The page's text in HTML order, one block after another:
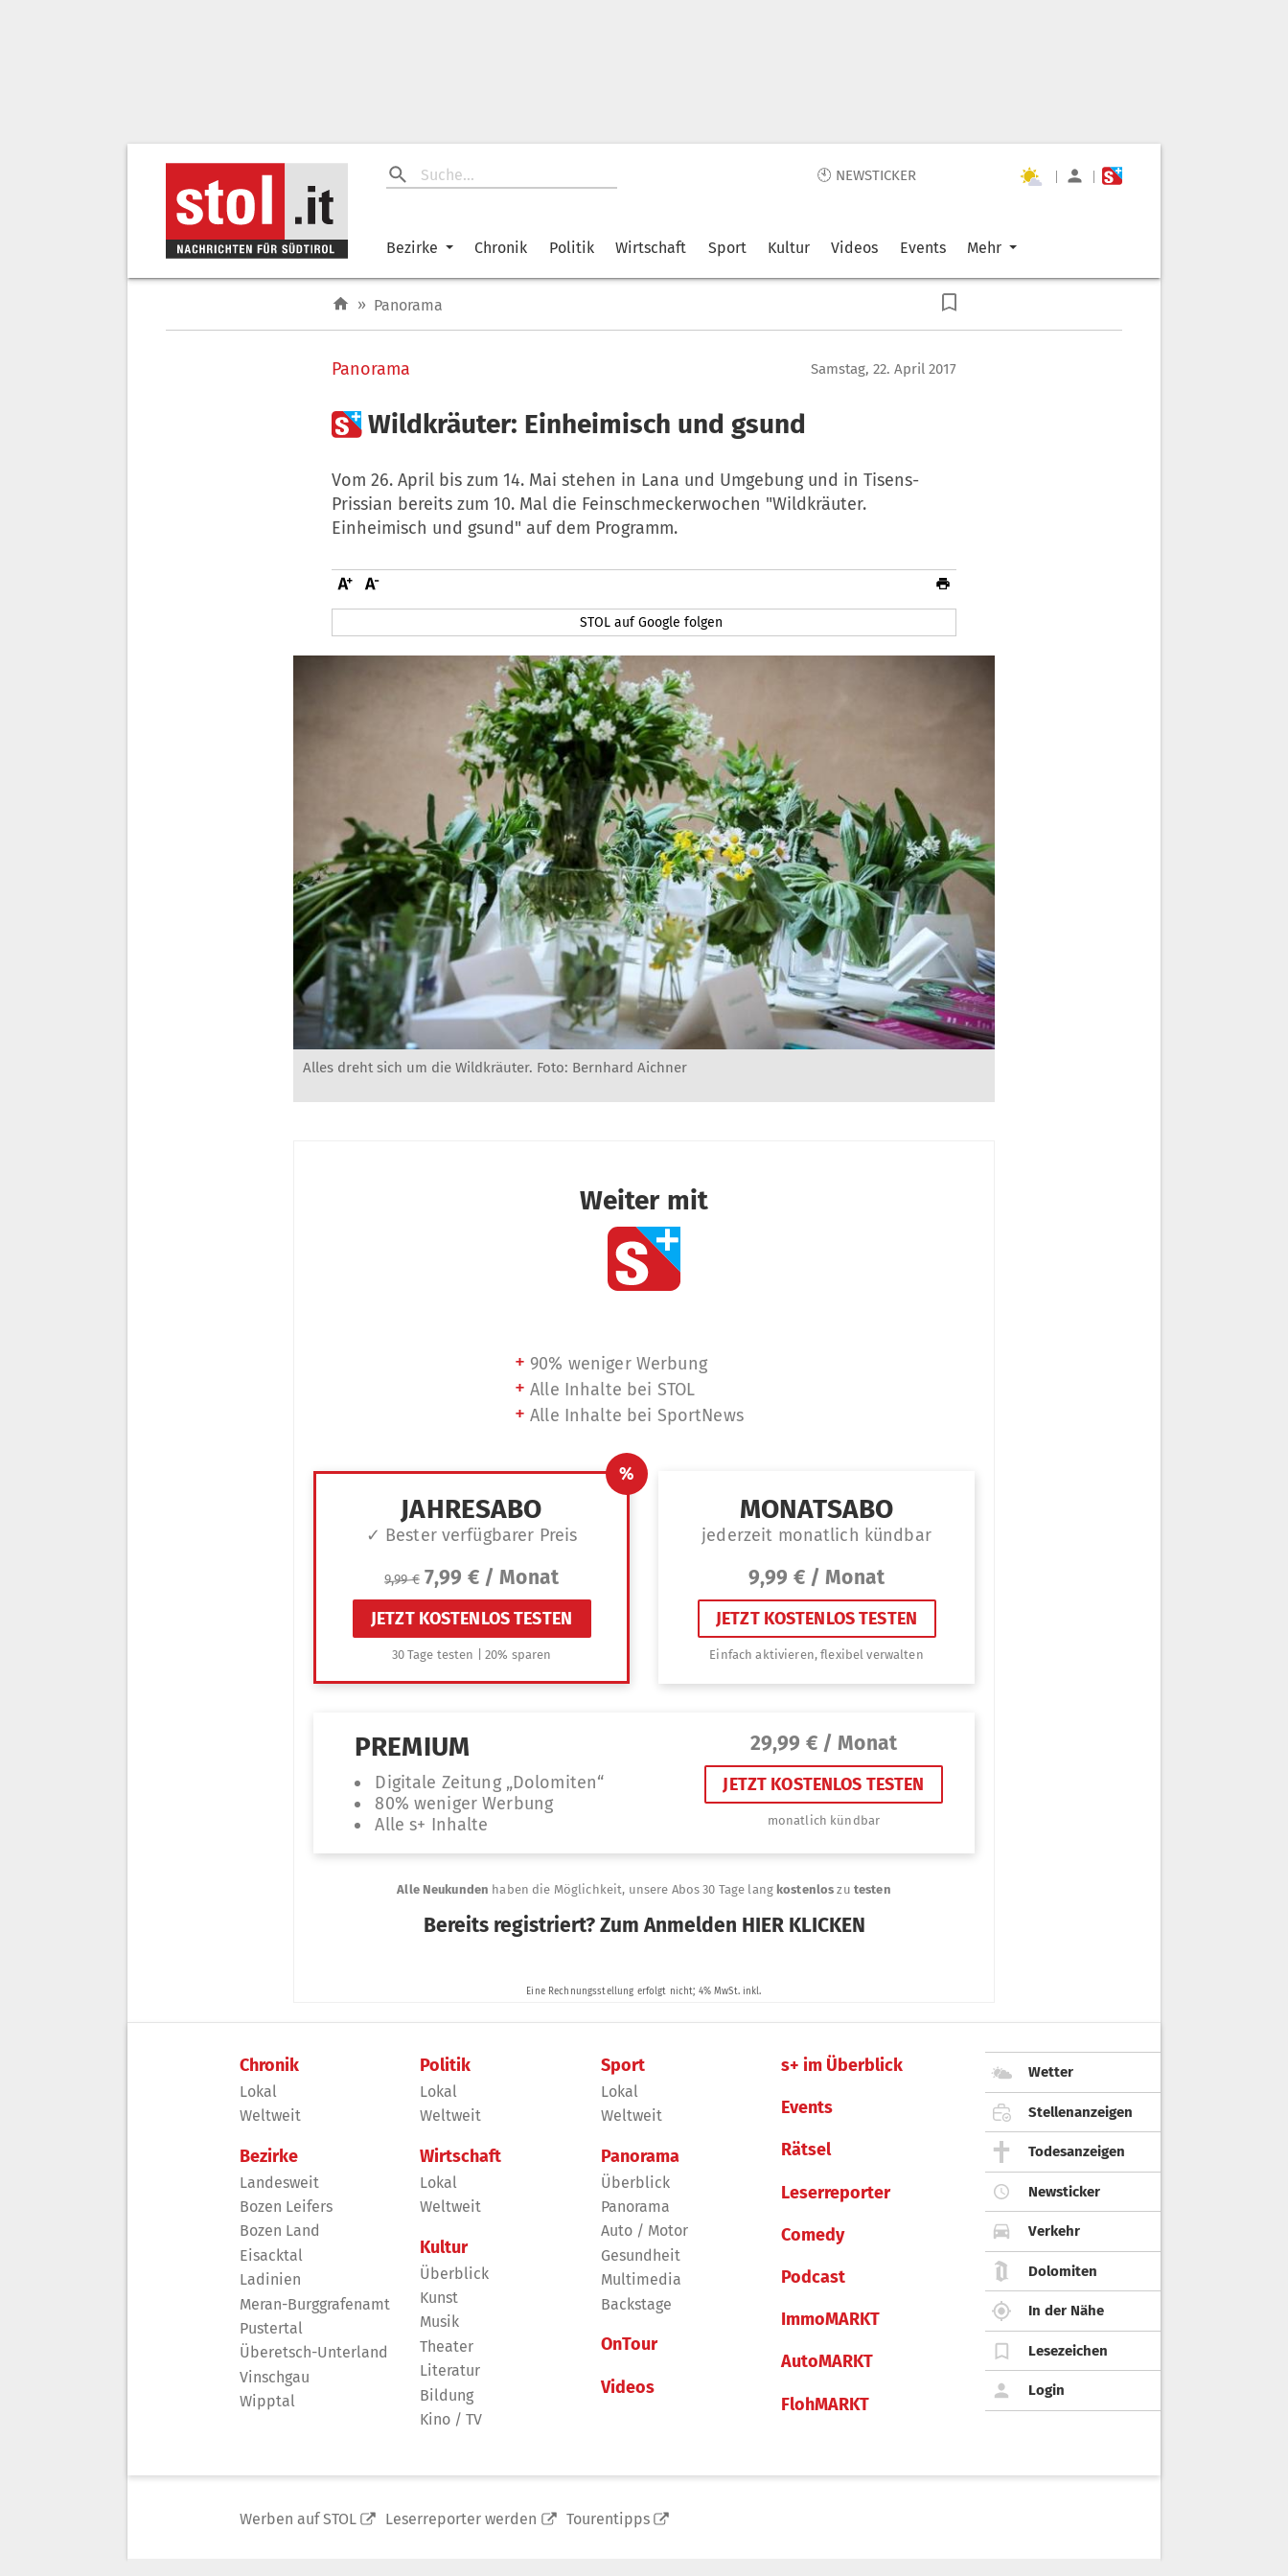
🕙 NEWSTICKER | |
Bezirke Chronik Politik Wirtschaft Sport Kultur Videos Events Mehr
» Panorama
Panorama Samstag, 22. April 2017
Wildkräuter: Einheimisch und gsund
Vom 26. April bis zum 14. Mai stehen in Lana und Umgebung und in Tisens-
Prissian bereits zum 10. Mal die Feinschmeckerwochen "Wildkräuter.
Einheimisch und gsund" auf dem Programm.
STOL auf Google folgen
Alles dreht sich um die Wildkräuter. Foto: Bernhard Aichner
Chronik
Lokal
Weltweit
Bezirke
Landesweit
Bozen Leifers
Bozen Land
Eisacktal
Ladinien
Meran-Burggrafenamt
Pustertal
Überetsch-Unterland
Vinschgau
Wipptal
Politik
Lokal
Weltweit
Wirtschaft
Lokal
Weltweit
Kultur
Überblick
Kunst
Musik
Theater
Literatur
Bildung
Kino / TV
Sport
Lokal
Weltweit
Panorama
Überblick
Panorama
Auto / Motor
Gesundheit
Multimedia
Backstage
OnTour
Videos
s+ im Überblick
Events
Rätsel
Leserreporter
Comedy
Podcast
ImmoMARKT
AutoMARKT
FlohMARKT
Wetter
Stellenanzeigen
Todesanzeigen
Newsticker
Verkehr
Dolomiten
In der Nähe
Lesezeichen
Login
Werben auf STOL Leserreporter werden Tourentipps